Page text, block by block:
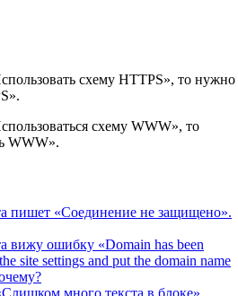
схему HTTPS», то нужно
схему WWW», то
WWW».
пишет «Соединение не защищено».
вижу ошибку «Domain has been
site settings and put the domain name